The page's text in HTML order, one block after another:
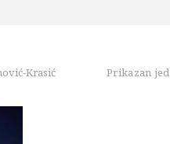
Krasić Prikazan